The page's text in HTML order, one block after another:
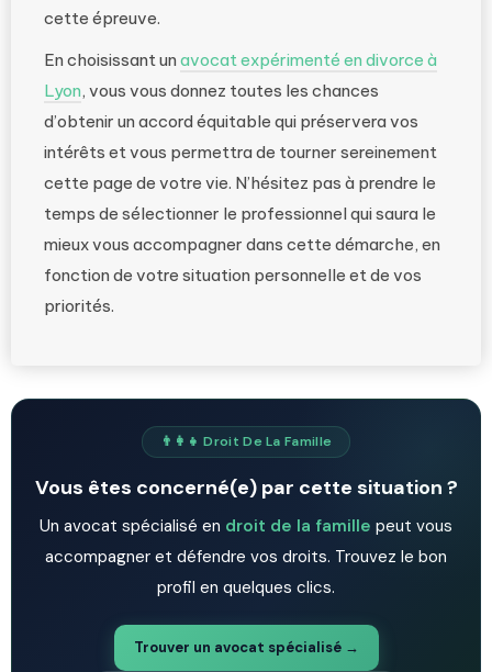
cette épreuve.
En choisissant un avocat expérimenté en divorce à
Lyon, vous vous donnez toutes les chances
d’obtenir un accord équitable qui préservera vos
intérêts et vous permettra de tourner sereinement
cette page de votre vie. N’hésitez pas à prendre le
temps de sélectionner le professionnel qui saura le
mieux vous accompagner dans cette démarche, en
fonction de votre situation personnelle et de vos
priorités.
👨‍👩‍👧 Droit De La Famille
Vous êtes concerné(e) par cette situation ?
Un avocat spécialisé en droit de la famille peut vous
accompagner et défendre vos droits. Trouvez le bon
profil en quelques clics.
Trouver un avocat spécialisé →